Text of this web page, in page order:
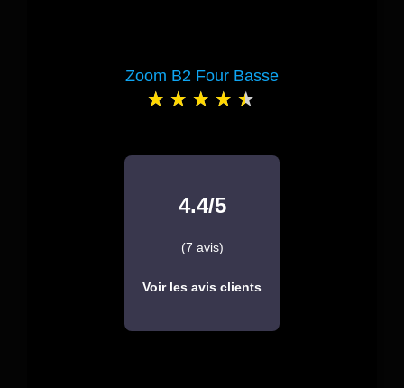
Zoom B2 Four Basse
4.4/5
(7 avis)
Voir les avis clients